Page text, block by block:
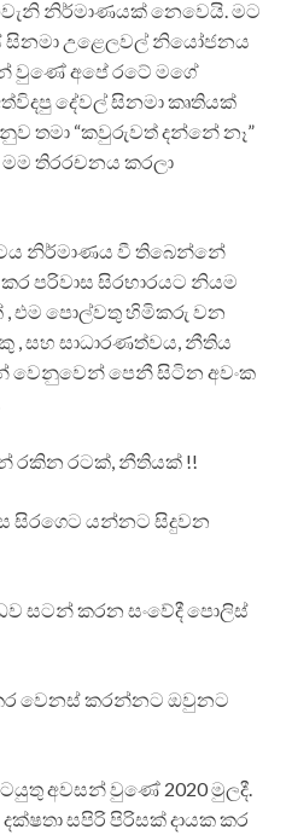
නිර්මාණයක් නෙවෙයි. මට
සිනමා උළෙලවල් නියෝජනය
වුණේ අපේ රටේ මගේ
දේවල් සිනමා කෘතියක්
තමා “කවුරුවත් දන්නේ නෑ”
මම තිරරචනය කරලා
නිර්මාණය වී තිබෙන්නේ
පරිවාස සිරභාරයට නියම
, එම පොල්වතු හිමිකරු වන
, සහ සාධාරණත්වය, නීතිය
වෙනුවෙන් පෙනී සිටින අවංක
රකින රටක්, නීතියක් !!
සිරගෙට යන්නට සිදුවන
සටන් කරන සංවේදී පොලිස්
වෙනස් කරන්නට ඔවුනට
අවසන් වුණේ 2020 මුලදී.
දක්ෂතා සපිරි පිරිසක් දායක කර